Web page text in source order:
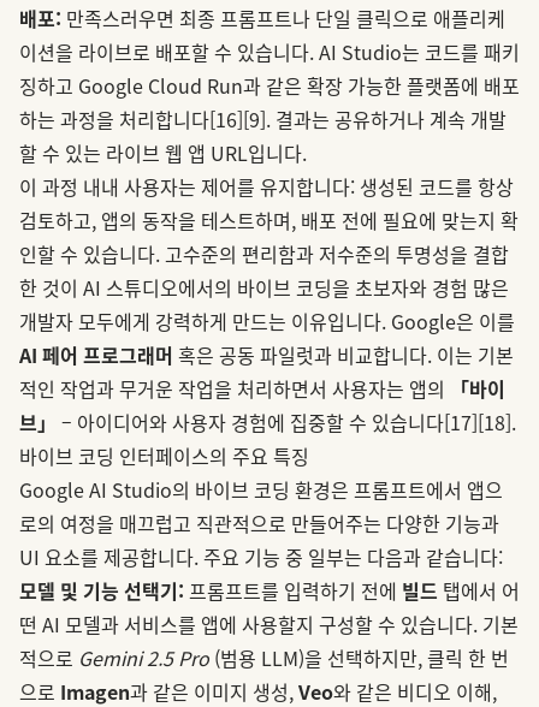
배포: 만족스러우면 최종 프롬프트나 단일 클릭으로 애플리케
이션을 라이브로 배포할 수 있습니다. AI Studio는 코드를 패키
징하고 Google Cloud Run과 같은 확장 가능한 플랫폼에 배포
하는 과정을 처리합니다[16][9]. 결과는 공유하거나 계속 개발
할 수 있는 라이브 웹 앱 URL입니다.
이 과정 내내 사용자는 제어를 유지합니다: 생성된 코드를 항상
검토하고, 앱의 동작을 테스트하며, 배포 전에 필요에 맞는지 확
인할 수 있습니다. 고수준의 편리함과 저수준의 투명성을 결합
한 것이 AI 스튜디오에서의 바이브 코딩을 초보자와 경험 많은
개발자 모두에게 강력하게 만드는 이유입니다. Google은 이를
AI 페어 프로그래머 혹은 공동 파일럿과 비교합니다. 이는 기본
적인 작업과 무거운 작업을 처리하면서 사용자는 앱의
「바이
브」 – 아이디어와 사용자 경험에 집중할 수 있습니다[17][18].
바이브 코딩 인터페이스의 주요 특징
Google AI Studio의 바이브 코딩 환경은 프롬프트에서 앱으
로의 여정을 매끄럽고 직관적으로 만들어주는 다양한 기능과
UI 요소를 제공합니다. 주요 기능 중 일부는 다음과 같습니다:
모델 및 기능 선택기: 프롬프트를 입력하기 전에 빌드 탭에서 어
떤 AI 모델과 서비스를 앱에 사용할지 구성할 수 있습니다. 기본
적으로 Gemini 2.5 Pro (범용 LLM)을 선택하지만, 클릭 한 번
으로 Imagen과 같은 이미지 생성,Veo와 같은 비디오 이해,